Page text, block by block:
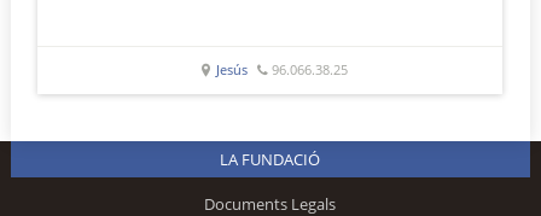
Jesús 96.066.38.25
LA FUNDACIÓ
Documents Legals